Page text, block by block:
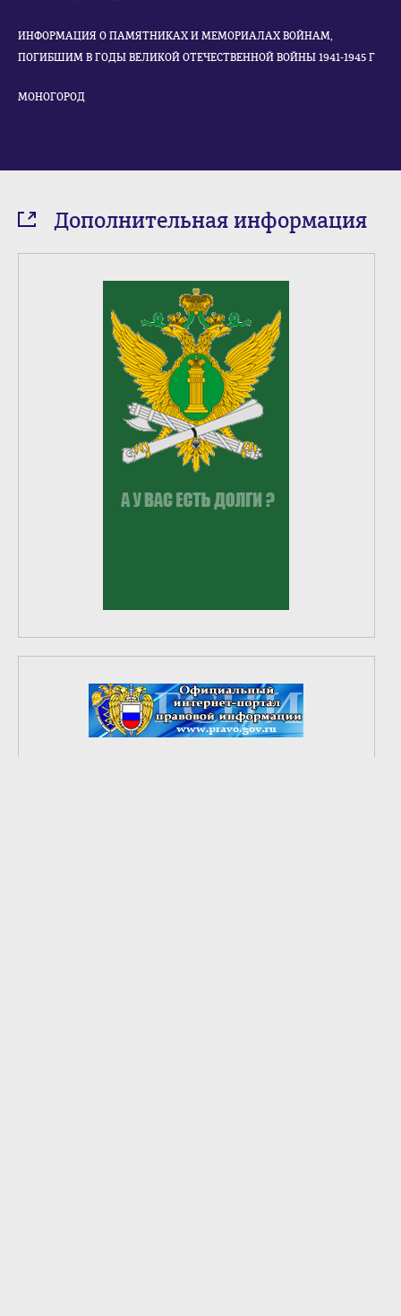
ИНФОРМАЦИЯ О ПАМЯТНИКАХ И МЕМОРИАЛАХ ВОЙНАМ,
ПОГИБШИМ В ГОДЫ ВЕЛИКОЙ ОТЕЧЕСТВЕННОЙ ВОЙНЫ 1941-1945 Г
МОНОГОРОД
Дополнительная информация